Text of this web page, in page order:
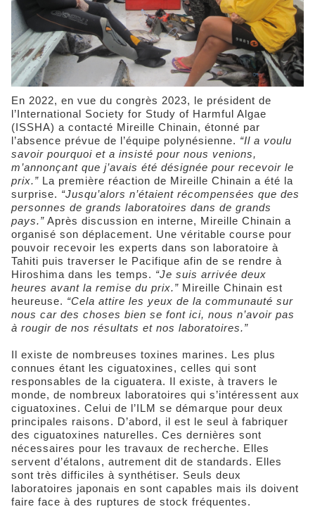
En 2022, en vue du congrès 2023, le président de
l’International Society for Study of Harmful Algae
(ISSHA) a contacté Mireille Chinain, étonné par
l’absence prévue de l’équipe polynésienne. “Il a voulu
savoir pourquoi et a insisté pour nous venions,
m’annonçant que j’avais été désignée pour recevoir le
prix.” La première réaction de Mireille Chinain a été la
surprise. “Jusqu’alors n’étaient récompensées que des
personnes de grands laboratoires dans de grands
pays.” Après discussion en interne, Mireille Chinain a
organisé son déplacement. Une véritable course pour
pouvoir recevoir les experts dans son laboratoire à
Tahiti puis traverser le Pacifique afin de se rendre à
Hiroshima dans les temps. “Je suis arrivée deux
heures avant la remise du prix.” Mireille Chinain est
heureuse. “Cela attire les yeux de la communauté sur
nous car des choses bien se font ici, nous n’avoir pas
à rougir de nos résultats et nos laboratoires.”
Il existe de nombreuses toxines marines. Les plus
connues étant les ciguatoxines, celles qui sont
responsables de la ciguatera. Il existe, à travers le
monde, de nombreux laboratoires qui s’intéressent aux
ciguatoxines. Celui de l’ILM se démarque pour deux
principales raisons. D’abord, il est le seul à fabriquer
des ciguatoxines naturelles. Ces dernières sont
nécessaires pour les travaux de recherche. Elles
servent d’étalons, autrement dit de standards. Elles
sont très difficiles à synthétiser. Seuls deux
laboratoires japonais en sont capables mais ils doivent
faire face à des ruptures de stock fréquentes.